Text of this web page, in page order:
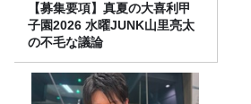
【募集要項】真夏の大喜利甲
子園2026 水曜JUNK山里亮太
の不毛な議論